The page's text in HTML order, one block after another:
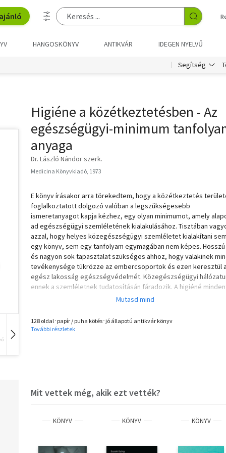
HANGOSKÖNYV ANTIKVÁR IDEGEN NYELVŰ
Segítség
Hangoskönyv
Higiéne a közétkeztetésben - Az
egészségügyi-minimum
anyaga
Dr. László Nándor szerk.
Medicina Könyvkiadó, 1973
E könyv írásakor arra törekedtem, hogy a közétkeztetés
foglalkoztatott dolgozó valóban a legszükségesebb
ismeretanyagot kapja kézhez, egy olyan minimumot, amely
ad egészségügyi szemléletének kialakulásához. Tisztában
azzal, hogy helyes közegészségügyi szemléletet kialakítani sem
egy könyv, sem egy tanfolyam egymagában nem képes.
és nagyon sok tapasztalat szükséges ahhoz, hogy valakinek
tevékenysége tükrözze az embercsoportok és ezen keresztül
egész lakosság egészségvédelmét. Közegészségügyi
ennek a szemléletnek tudatosításán fáradozik. A higiéné
átfogó tudomány, az ember valamennyi életmegnyilvánulására
szocialista állam képes biztosítani - a higiéné tudományának
valamennyi szakágazatával kapcsolatban áll. Éppen ezért nagyon
mind szakmai, mind gyakorlati tapasztalataikkal segítséget
nyújtottak -, hogy a kitűzött célt sikerült megvalósítani. TARTALOM
I. fejezet
Az élelmezés-egészségügy 9
128 oldal･papír / puha kötés･jó állapotú antikvár könyv
További részletek
Mit vettek még, akik ezt vették?
KÖNYV KÖNYV KÖNYV